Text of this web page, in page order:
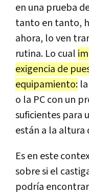
en una prueba
tanto en tanto,
ahora, lo ven
rutina. Lo cual
exigencia de
equipamiento:
o la PC con un
suficientes para
están a la altura
Es en este
sobre si el
podría